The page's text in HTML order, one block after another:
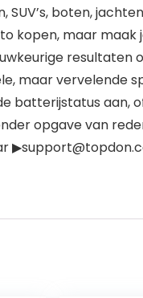
boten,
kopen, maar
maar vervelende
batterijstatus aan,
opgave van